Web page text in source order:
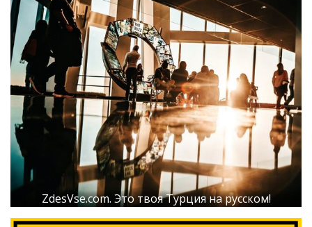
ZdesVse.com. Это твоя Турция на русском!